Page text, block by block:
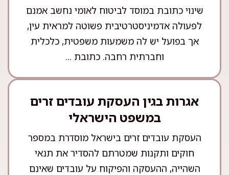
שינוי כתובת במוסד לביטוח לאומי נחשב אמנם
לפעולה אדמיניסטרטיבית פשוטה למראית עין,
אך בפועל יש לה משמעות משפטית, כלכלית
וחברתית רחבה. כתובת ...
אגרות בגין העסקת עובדים זרים
במשפט הישראלי
העסקת עובדים זרים בישראל מוסדרת במספר
חוקים ותקנות שמטרתם להסדיר את תנאי
השהייה, ההעסקה והפיקוח על עובדים שאינם